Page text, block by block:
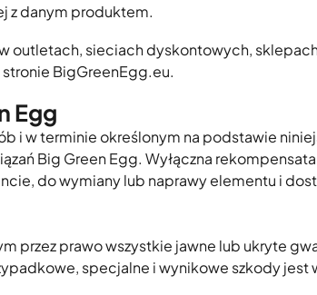
z danym produktem.
outletach, sieciach dyskontowych,
BigGreenEgg.eu.
Egg
i w terminie określonym na podstawie
Big Green Egg. Wyłączna
do wymiany lub naprawy elementu i
przez prawo wszystkie jawne lub ukryte
specjalne i wynikowe szkody jest